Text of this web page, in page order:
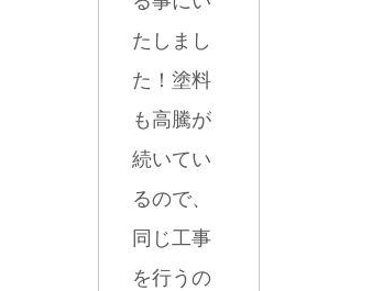
たしまし
た！塗料
も高騰が
続いてい
るので、
同じ工事
を行うの